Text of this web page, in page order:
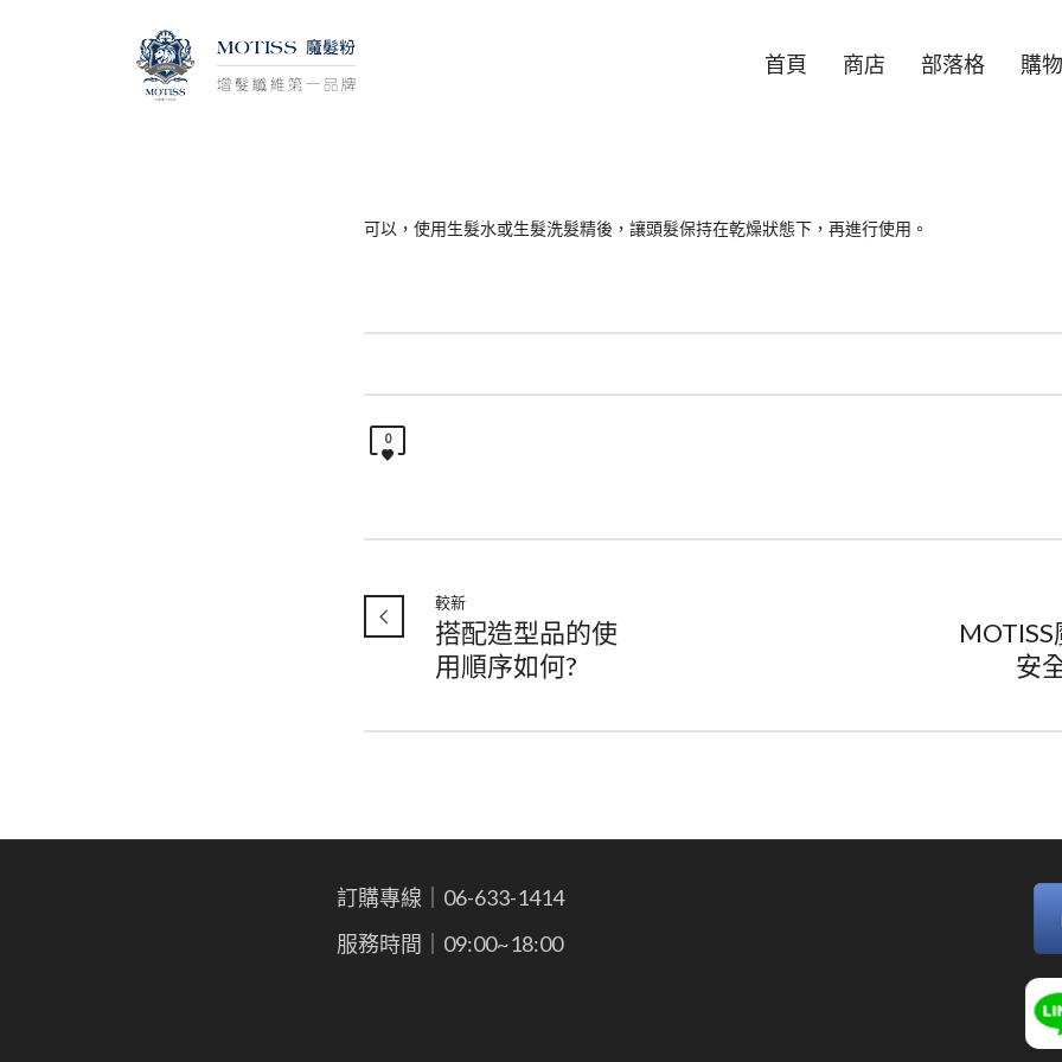
首頁 商店 部落格 購
可以，使用生髮水或生髮洗髮精後，讓頭髮保持在乾燥狀態下，再進行使用。
0
較新
搭配造型品的使
用順序如何?
安
訂購專線｜06-633-1414
服務時間｜09:00~18:00